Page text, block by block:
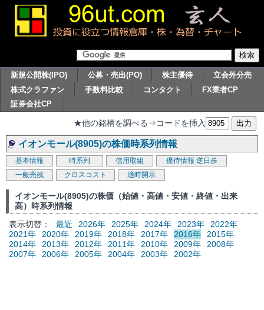
新規公開株(IPO) 公募・売出(PO) 株主優待
立会外分売
株式クラファン
手数料比較 コンタクト
FX業者CP
証券会社CP
★他の銘柄を調べる⇒コードを挿入
イオンモール(8905)の株価時系列情報
基本情報 時系列 信用取組 優待情報 逆日歩
一般売残
クロスコスト 適時開示
イオンモール(8905)の株価（始値・高値・安値・終値・出来
高）時系列情報
表示切替：
最近 2026年 2025年 2024年 2023年
2022年
2021年
2020年 2019年 2018年 2017年 2016年
2015年
2014年
2013年 2012年 2011年 2010年 2009年
2008年
2007年
2006年 2005年 2004年 2003年 2002年